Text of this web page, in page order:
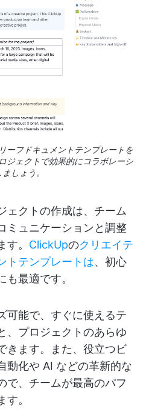
ーフドキュメントテンプレートを
ジェクトで効果的にコラボレーシ
しょう。
ェクトの作成は、チーム
ミュニケーションと調整
。 ClickUpのクリエイテ
トテンプレートは、初心
最適です。
可能で、すぐに使えるテ
、プロジェクトのあらゆ
きます。また、役立つビ
動化や AI などの革新的な
で、チームが最高のパフ
。